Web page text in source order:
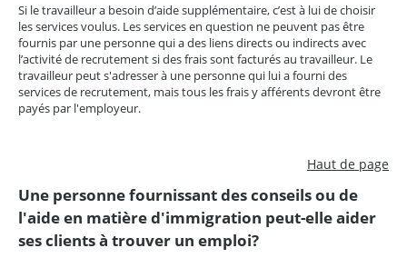
Si le travailleur a besoin d’aide supplémentaire, c’est à lui de choisir
les services voulus. Les services en question ne peuvent pas être
fournis par une personne qui a des liens directs ou indirects avec
l’activité de recrutement si des frais sont facturés au travailleur. Le
travailleur peut s'adresser à une personne qui lui a fourni des
services de recrutement, mais tous les frais y afférents devront être
payés par l'employeur.
Haut de page
Une personne fournissant des conseils ou de
l'aide en matière d'immigration peut-elle aider
ses clients à trouver un emploi?